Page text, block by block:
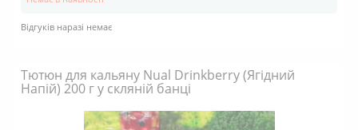
Відгуків наразі немає
Тютюн для кальяну Nual Drinkberry (Ягідний
Напій) 200 г у скляній банці